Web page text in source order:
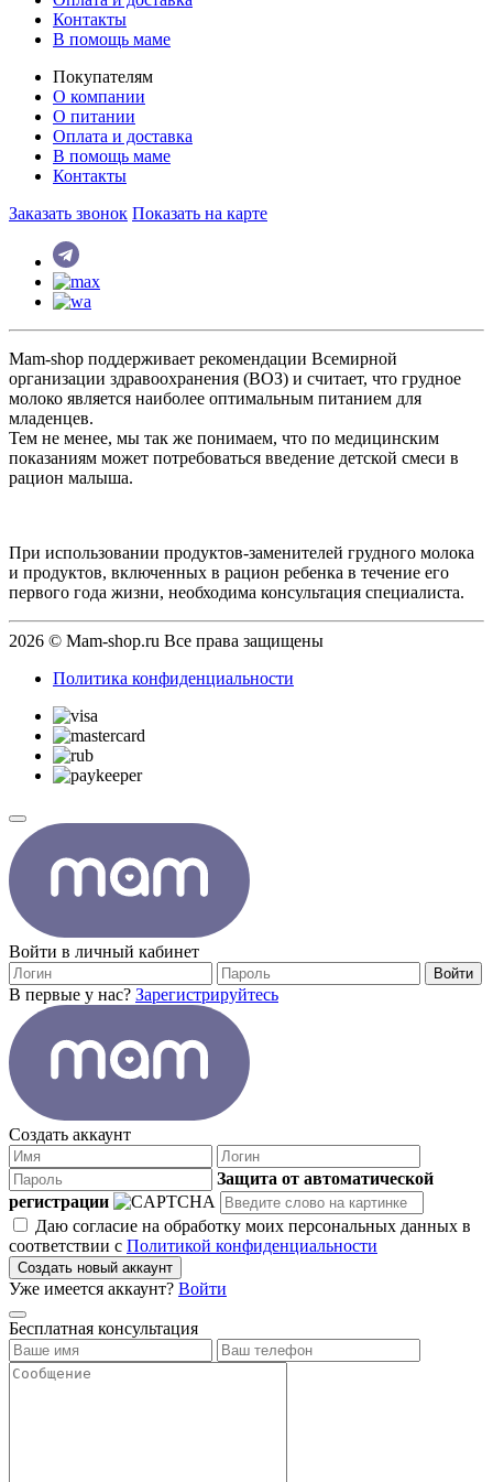
Контакты
В помощь маме
Покупателям
О компании
О питании
Оплата и доставка
В помощь маме
Контакты
Заказать звонок Показать на карте
Mam-shop поддерживает рекомендации Всемирной
организации здравоохранения (ВОЗ) и считает, что грудное
молоко является наиболее оптимальным питанием для
младенцев.
Тем не менее, мы так же понимаем, что по медицинским
показаниям может потребоваться введение детской смеси в
рацион малыша.
При использовании продуктов-заменителей грудного молока
и продуктов, включенных в рацион ребенка в течение его
первого года жизни, необходима консультация специалиста.
2026 © Mam-shop.ru Все права защищены
Политика конфиденциальности
Войти в личный кабинет
Войти
В первые у нас? Зарегистрируйтесь
Создать аккаунт
Защита от автоматической
регистрации
Даю согласие на обработку моих персональных данных в
соответствии с Политикой конфиденциальности
Создать новый аккаунт
Уже имеется аккаунт? Войти
Бесплатная консультация